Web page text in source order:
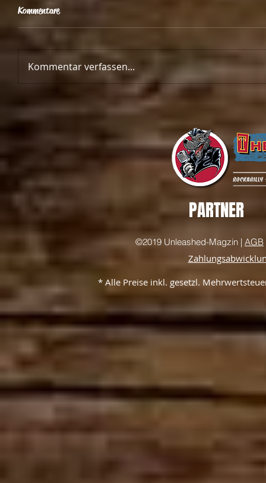
Kommentare
Kommentar verfassen...
PARTNER
©2019 Unleashed-Magzin | AGB
* Alle Preise inkl. gesetzl.